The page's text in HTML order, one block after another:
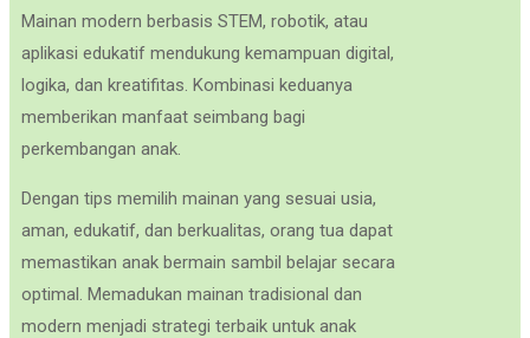
Mainan modern berbasis STEM, robotik, atau
aplikasi edukatif mendukung kemampuan digital,
logika, dan kreatifitas. Kombinasi keduanya
memberikan manfaat seimbang bagi
perkembangan anak.
Dengan tips memilih mainan yang sesuai usia,
aman, edukatif, dan berkualitas, orang tua dapat
memastikan anak bermain sambil belajar secara
optimal. Memadukan mainan tradisional dan
modern menjadi strategi terbaik untuk anak